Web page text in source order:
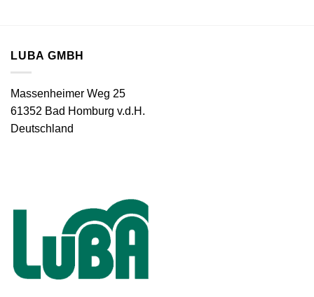
LUBA GMBH
Massenheimer Weg 25
61352 Bad Homburg v.d.H.
Deutschland